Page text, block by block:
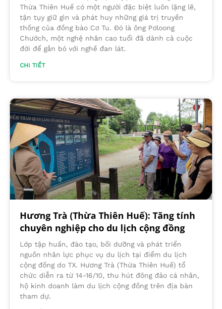
Thừa Thiên Huế có một người đặc biệt luôn lặng lẽ,
tận tụy giữ gìn và phát huy những giá trị truyền
thống của đồng bào Cơ Tu. Đó là ông Pơloong
Chướch, một nghệ nhân cao tuổi đã dành cả cuộc
đời để gắn bó với nghề đan lát.
CHI TIẾT
Hương Trà (Thừa Thiên Huế): Tăng tính
chuyên nghiệp cho du lịch cộng đồng
Lớp tập huấn, đào tạo, bồi dưỡng và phát triển
nguồn nhân lực phục vụ du lịch tại điểm du lịch
cộng đồng do TX. Hương Trà (Thừa Thiên Huế) tổ
chức diễn ra từ 14-16/10, thu hút đông đảo cá nhân,
hộ kinh doanh làm du lịch cộng đồng trên địa bàn
tham dự.